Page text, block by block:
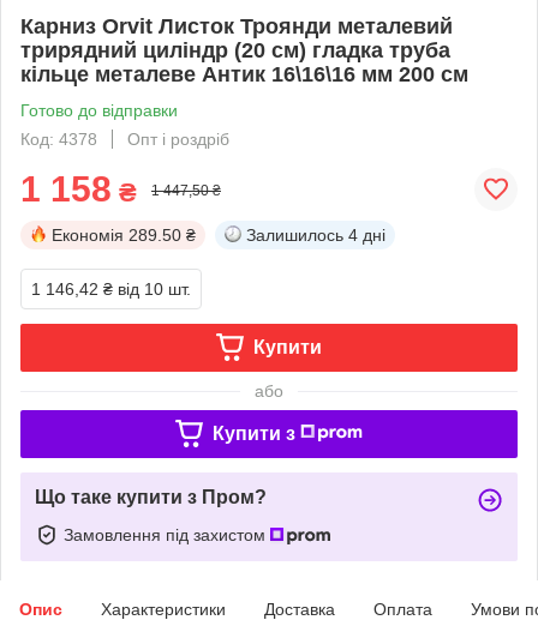
Карниз Orvit Листок Троянди металевий
трирядний циліндр (20 см) гладка труба
кільце металеве Антик 16\16\16 мм 200 см
Готово до відправки
Код: 4378
Опт і роздріб
1 158 ₴ 1 447,50 ₴
Економія 289.50 ₴ Залишилось 4 дні
1 146,42 ₴ від 10 шт.
Купити
або
Купити з
Що таке купити з Пром?
Замовлення під захистом
Опис Характеристики Доставка Оплата Умови